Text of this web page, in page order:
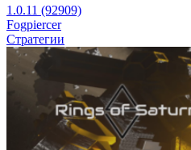
1.0.11 (92909)
Fogpiercer
Стратегии